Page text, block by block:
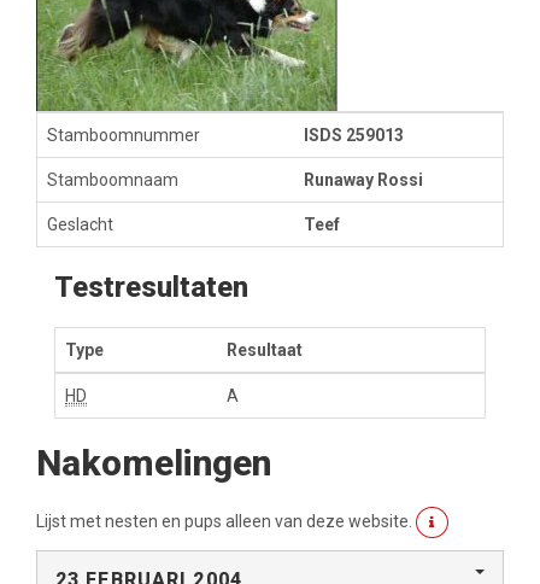
Stamboomnummer ISDS 259013
Stamboomnaam Runaway Rossi
Geslacht Teef
Testresultaten
Type Resultaat
HD A
Nakomelingen
Lijst met nesten en pups alleen van deze website.